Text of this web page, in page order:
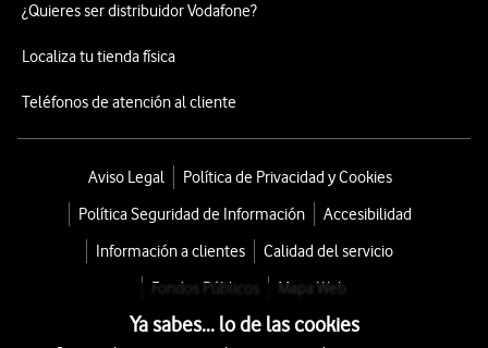
¿Quieres ser distribuidor Vodafone?
Localiza tu tienda física
Teléfonos de atención al cliente
Aviso Legal
Política de Privacidad y Cookies
Política Seguridad de Información
Accesibilidad
Información a clientes
Calidad del servicio
Fondos Públicos
Mapa Web
Ya sabes... lo de las cookies